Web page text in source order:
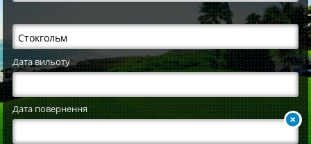
Дата вильоту
Дата повернення